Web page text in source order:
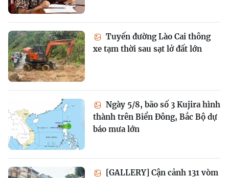
Tuyến đường Lào Cai thông
xe tạm thời sau sạt lở đất lớn
Ngày 5/8, bão số 3 Kujira hình
thành trên Biển Đông, Bắc Bộ dự
báo mưa lớn
[GALLERY] Cận cảnh 131 vòm